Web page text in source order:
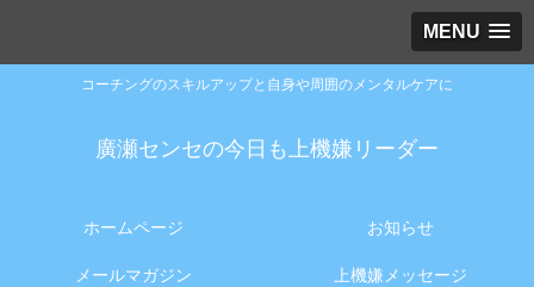
MENU
コーチングのスキルアップと自身や周囲のメンタルケアに
廣瀬センセの今日も上機嫌リーダー
ホームページ お知らせ
メールマガジン 上機嫌メッセージ